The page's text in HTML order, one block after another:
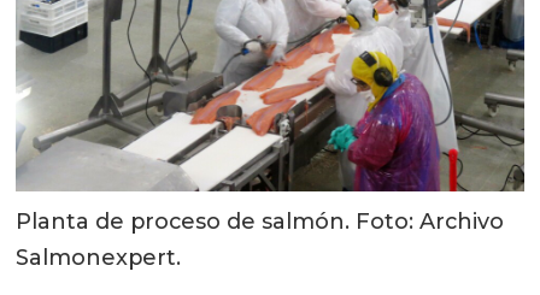
Planta de proceso de salmón. Foto: Archivo
Salmonexpert.